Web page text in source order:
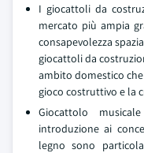
I giocattoli da
mercato più ampia
consapevolezza
giocattoli da
ambito domestico
gioco costruttivo e la
Giocattolo
introduzione ai
legno sono